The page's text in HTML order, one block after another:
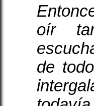
oír
de